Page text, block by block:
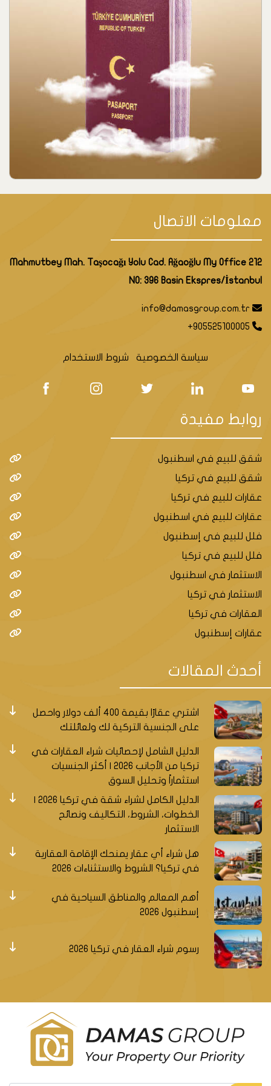
معلومات الاتصال
Mahmutbey Mah. Taşocağı Yolu Cad. Ağaoğlu My Office 212
NO: 396 Basin Ekspres/İstanbul
info@damasgroup.com.tr
+905525100005
سياسة الخصوصية شروط الاستخدام
روابط مفيدة
شقق للبيع في اسطنبول
شقق للبيع في تركيا
عقارات للبيع في تركيا
عقارات للبيع في اسطنبول
فلل للبيع في إسطنبول
فلل للبيع في تركيا
الاستثمار في اسطنبول
الاستثمار في تركيا
العقارات في تركيا
عقارات إسطنبول
أحدث المقالات
اشتري عقارًا بقيمة 400 ألف دولار واحصل
على الجنسية التركية لك ولعائلتك
الدليل الشامل لإحصائيات شراء العقارات في
تركيا من الأجانب 2026 | أكثر الجنسيات
استثماراً وتحليل السوق
الخطوات، الشروط، التكاليف ونصائح
الاستثمار
هل شراء أي عقار يمنحك الإقامة العقارية
في تركيا؟ الشروط والاستثناءات 2026
أهم المعالم والمناطق السياحية في
إسطنبول 2026
رسوم شراء العقار في تركيا 2026